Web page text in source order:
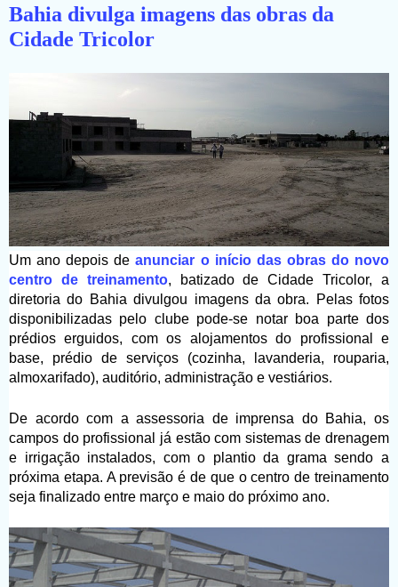
Bahia divulga imagens das obras da
Cidade Tricolor
Um ano depois deanunciar o início das obras do novo
centro de treinamento, batizado de Cidade Tricolor, a
diretoria do Bahia divulgou imagens da obra. Pelas fotos
disponibilizadas pelo clube pode-se notar boa parte dos
prédios erguidos, com os alojamentos do profissional e
base, prédio de serviços (cozinha, lavanderia, rouparia,
almoxarifado), auditório, administração e vestiários.
De acordo com a assessoria de imprensa do Bahia, os
campos do profissional já estão com sistemas de drenagem
e irrigação instalados, com o plantio da grama sendo a
próxima etapa. A previsão é de que o centro de treinamento
seja finalizado entre março e maio do próximo ano.